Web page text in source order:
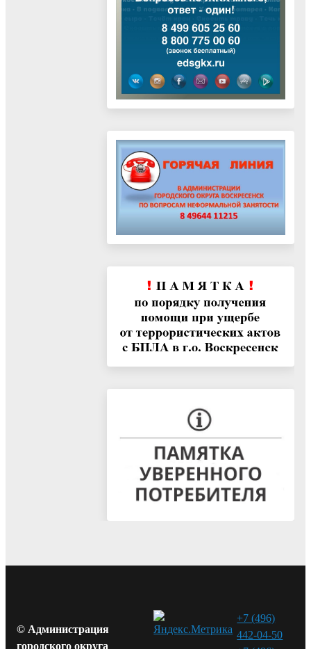
© Администрация
городского округа
+7 (496)
442-04-50